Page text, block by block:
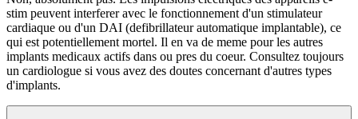
stim peuvent interferer avec le fonctionnement d'un stimulateur
cardiaque ou d'un DAI (defibrillateur automatique implantable), ce
qui est potentiellement mortel. Il en va de meme pour les autres
implants medicaux actifs dans ou pres du coeur. Consultez toujours
un cardiologue si vous avez des doutes concernant d'autres types
d'implants.